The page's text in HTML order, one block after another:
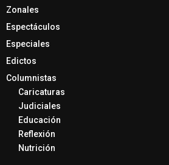
Zonales
Espectáculos
Especiales
Edictos
Columnistas
Caricaturas
Judiciales
Educación
Reflexión
Nutrición